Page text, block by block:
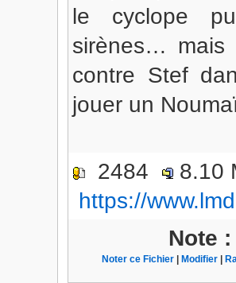
le cyclope
sirènes… mais
contre Stef
jouer un
2484
https://
Note
Noter ce Fichier Modifier